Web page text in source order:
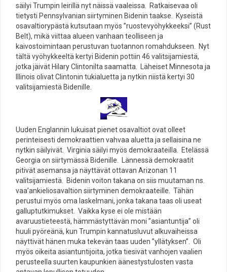
säilyi Trumpin leirillä nyt näissä vaaleissa. Ratkaisevaa oli
tietysti Pennsylvanian siirtyminen Bidenin taakse. Kyseistä
osavaltiorypästä kutsutaan myös ”ruostevyöhykkeeksi” (Rust
Belt), mikä viittaa alueen vanhaan teolliseen ja
kaivostoimintaan perustuvan tuotannon romahdukseen. Nyt
tältä vyöhykkeeltä kertyi Bidenin pottiin 46 valitsijamiestä,
jotka jäivät Hilary Clintonilta saamatta. Läheiset Minnesota ja
Illinois olivat Clintonin tukialuetta ja nytkin niistä kertyi 30
valitsijamiestä Bidenille.
Uuden Englannin lukuisat pienet osavaltiot ovat olleet
perinteisesti demokraattien vahvaa aluetta ja sellaisina ne
nytkin säilyivät. Virginia säilyi myös demokraateilla. Etelässä
Georgia on siirtymässä Bidenille. Lännessä demokraatit
pitivät asemansa ja näyttävät ottavan Arizonan 11
valitsijamiestä. Bidenin voiton takana on siis muutaman ns.
vaa’ankieliosavaltion siirtyminen demokraateille. Tähän
perustui myös oma laskelmani, jonka takana taas oli useat
galluptutkimukset. Vaikka kyse ei ole mistään
avaruustieteestä, hämmästyttävän moni ”asiantuntija” oli
huuli pyöreänä, kun Trumpin kannatusluvut alkuvaiheissa
näyttivät hänen muka tekevän taas uuden ”yllätyksen”. Oli
myös oikeita asiantuntijoita, jotka tiesivät vanhojen vaalien
perusteella suurten kaupunkien äänestystulosten vasta